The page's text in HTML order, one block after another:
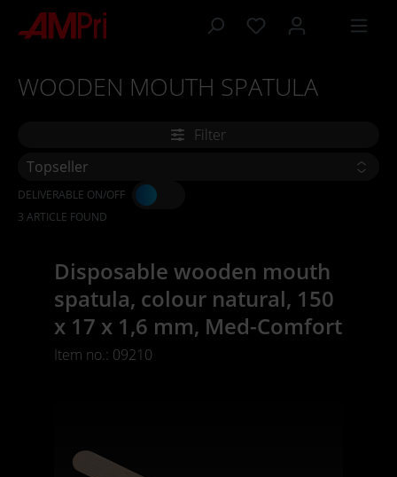
content
WOODEN MOUTH SPATULA
Filter
DELIVERABLE ON/OFF
3 ARTICLE FOUND
Disposable wooden mouth
spatula, colour natural, 150
x 17 x 1,6 mm, Med-Comfort
Item no.: 09210